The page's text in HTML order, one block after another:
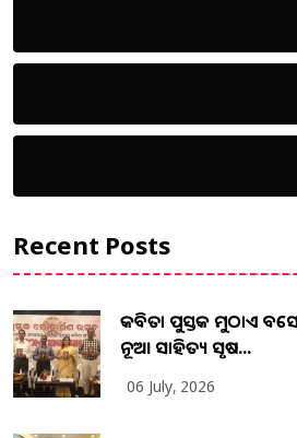
Recent Posts
କବିତା ପୁସ୍ତକ ମୁଠାଏ
ନୂଆ ସାହିତ୍ୟ ସୃଷ...
06 July, 2026